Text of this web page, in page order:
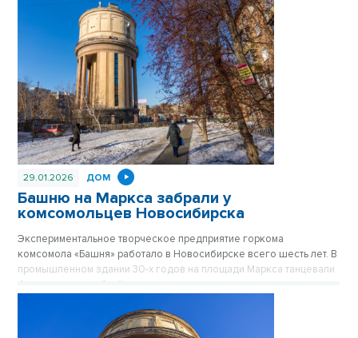
29.01.2026 ДОМ
Башню на Маркса забрали у
комсомольцев Новосибирска
Экспериментальное творческое предприятие горкома
комсомола «Башня» работало в Новосибирске всего шесть лет. В
промышленном здании 30-х годов на площади Маркса танцевали
бальные танцы и брейк-данс, проводили концерты и вечеринки.
закончился в 1991 году. Тогда сюда пришли братки. О том, как это
было, VN.ru рассказал директор «Башни» Андрей Федотов.